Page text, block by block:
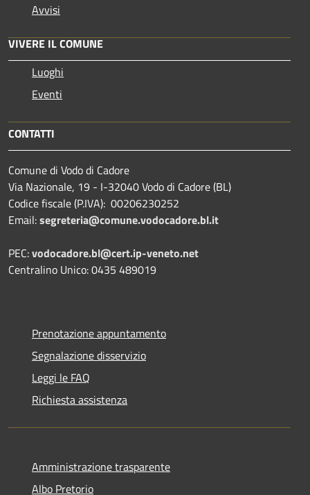
Avvisi
VIVERE IL COMUNE
Luoghi
Eventi
CONTATTI
Comune di Vodo di Cadore
Via Nazionale, 19 - I-32040 Vodo di Cadore (BL)
Codice fiscale (P.IVA): 00206230252
Email:segreteria@comune.vodocadore.bl.it
PEC:vodocadore.bl@cert.ip-veneto.net
Centralino Unico: 0435 489019
Prenotazione appuntamento
Segnalazione disservizio
Leggi le FAQ
Richiesta assistenza
Amministrazione trasparente
Albo Pretorio